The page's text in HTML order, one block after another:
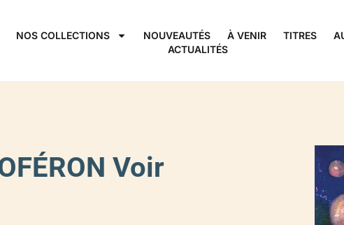
NOS COLLECTIONS NOUVEAUTÉS À VENIR TITRES
ACTUALITÉS
Voir